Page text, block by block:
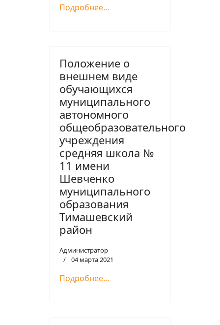
Подробнее…
Положение о
внешнем виде
обучающихся
муниципального
автономного
общеобразовательного
учреждения
средняя школа №
11 имени
Шевченко
муниципального
образования
Тимашевский
район
Администратор
04 марта 2021
Подробнее…